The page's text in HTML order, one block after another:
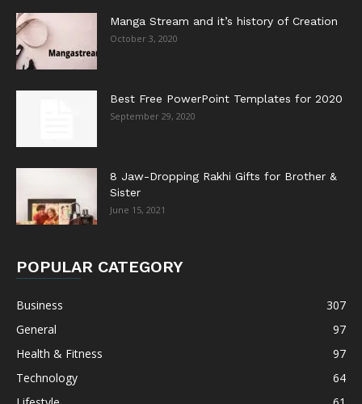
Manga Stream and it’s history of Creation
October 3, 2020
Best Free PowerPoint Templates for 2020
September 29, 2020
8 Jaw-Dropping Rakhi Gifts for Brother &
Sister
June 15, 2021
POPULAR CATEGORY
Business
307
General
97
Health & Fitness
97
Technology
64